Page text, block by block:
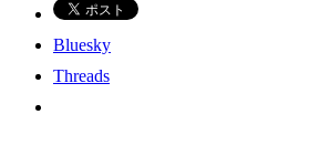
Bluesky
Threads